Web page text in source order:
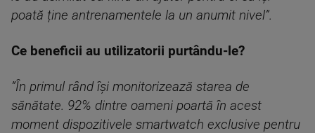
poată ține antrenamentele la un anumit nivel”.
Ce beneficii au utilizatorii purtându-le?
”În primul rând își monitorizează starea de
sănătate. 92% dintre oameni poartă în acest
moment dispozitivele smartwatch exclusive pentru